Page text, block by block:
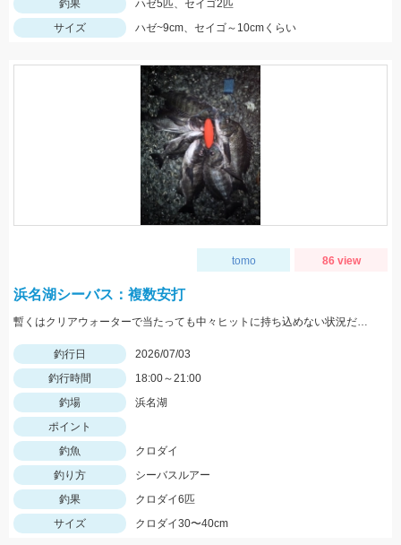
釣果
ハゼ5匹、セイゴ2匹
サイズ
ハゼ~9cm、セイゴ～10cmくらい
tomo 86 view
浜名湖シーバス：複数安打
暫くはクリアウォーターで当たっても中々ヒットに持ち込めない状況だったが本日は濁りが入り当たれ迷いなくヒットでした！
釣行日
2026/07/03
釣行時間
18:00～21:00
釣場
浜名湖
ポイント
釣魚
クロダイ
釣り方
シーバスルアー
釣果
クロダイ6匹
サイズ
クロダイ30〜40cm